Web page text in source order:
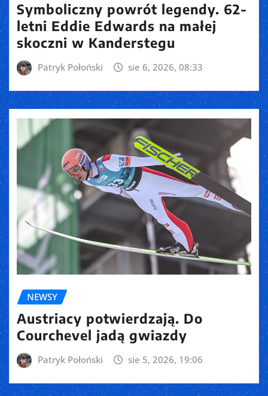
Symboliczny powrót legendy. 62-
letni Eddie Edwards na małej
skoczni w Kanderstegu
Patryk Połoński sie 6, 2026, 08:33
NEWSY
Austriacy potwierdzają. Do
Courchevel jadą gwiazdy
Patryk Połoński sie 5, 2026, 19:06